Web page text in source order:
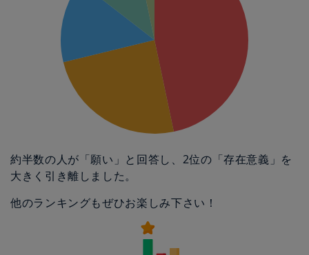
約半数の人が「願い」と回答し、2位の「存在意義」を
大きく引き離しました。
他のランキングもぜひお楽しみ下さい！